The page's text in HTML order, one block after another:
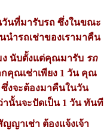
วันที่มารับรถ ซึ่งในขณะ
นำรถเช่าของเรามาคืน
ง นับตั้งแต่คุณมารับ รถ
กคุณเช่าเพียง 1 วัน คุณ
ซึ่งจะต้องมาคืนในวัน
านั้นจะปัดเป็น 1 วัน ทันที
ญาเช่า ต้องแจ้งเจ้า